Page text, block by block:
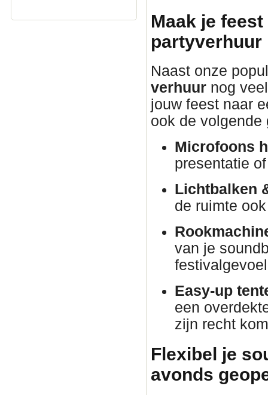
Maak je
partyverhuur
Naast onze
verhuur nog
jouw feest naar
ook de
Microfoons
presentatie
Lichtbalken
de ruimte
van je
Easy-up
een
zijn recht
Flexibel je
avonds